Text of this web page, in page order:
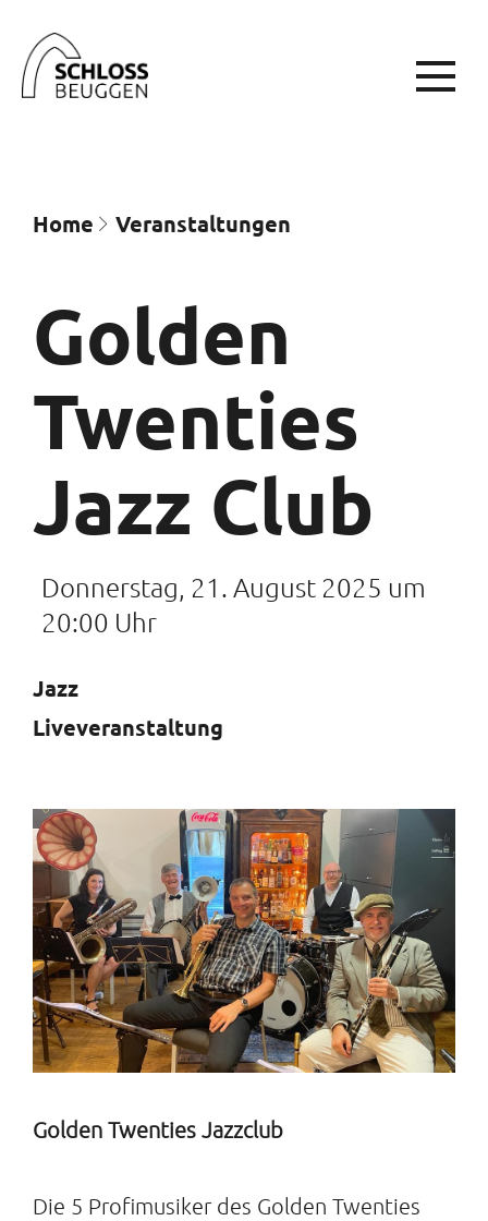
Home Veran­staltungen
Golden
Twenties
Jazz Club
Donnerstag, 21. August 2025 um
20:00 Uhr
Jazz
Liveveranstaltung
Golden Twenties Jazzclub
Die 5 Profimusiker des Golden Twenties